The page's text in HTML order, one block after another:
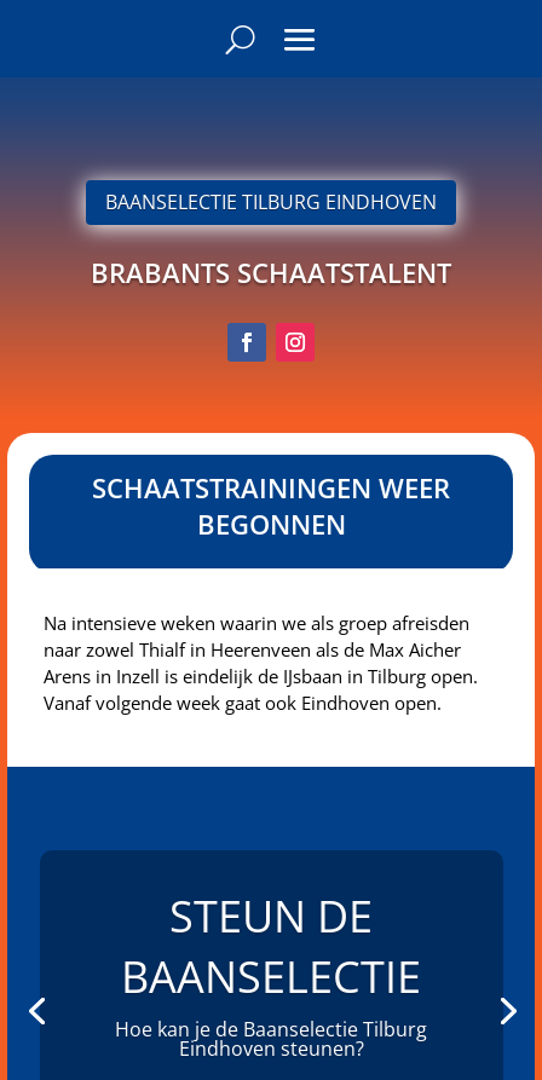
BAANSELECTIE TILBURG EINDHOVEN
BRABANTS SCHAATSTALENT
SCHAATSTRAININGEN WEER
BEGONNEN
Na intensieve weken waarin we als groep afreisden
naar zowel Thialf in Heerenveen als de Max Aicher
Arens in Inzell is eindelijk de IJsbaan in Tilburg open.
Vanaf volgende week gaat ook Eindhoven open.
STEUN DE
BAANSELECTIE
Hoe kan je de Baanselectie Tilburg
Eindhoven steunen?